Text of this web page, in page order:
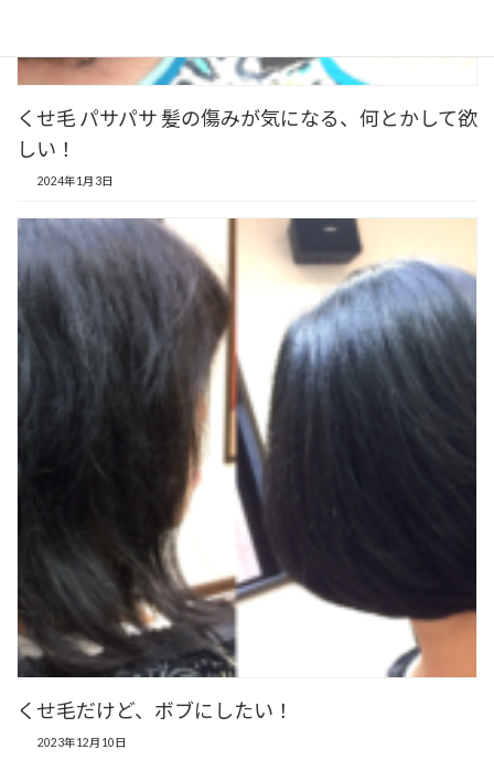
くせ毛 パサパサ 髪の傷みが気になる、何とかして欲
しい！
2024年1月3日
くせ毛だけど、ボブにしたい！
2023年12月10日